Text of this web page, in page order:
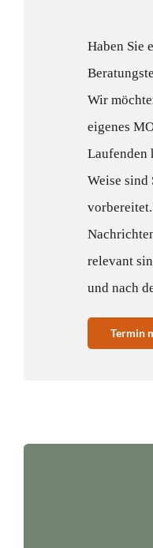
Haben Sie
Wir
eigenes
Laufenden
Weise sind
relevant
und nach
Termin